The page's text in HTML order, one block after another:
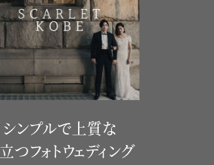
シンプルで上質な
つフォトウェディング